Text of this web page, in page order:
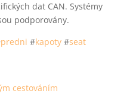
dat CAN. Systémy
podporovány.
predni #kapoty#seat
cestováním